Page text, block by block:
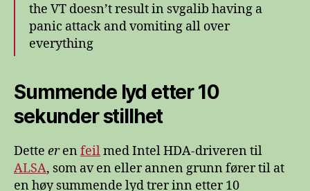
the VT doesn’t result in svgalib having a
panic attack and vomiting all over
everything
Summende lyd etter 10
sekunder stillhet
Dette eren feilmed Intel HDA-driveren til
ALSA, som av en eller annen grunn fører til at
en høy summende lyd trer inn etter 10